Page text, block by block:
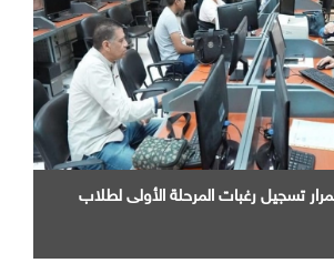
تسجيل رغبات المرحلة الأولى لطلاب